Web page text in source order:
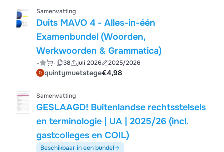
Samenvatting
Duits MAVO 4 - Alles-in-één
Examenbundel (Woorden,
Werkwoorden & Grammatica)
- - 38 juli 2026 2025/2026
quintymuetstege€4,98
Samenvatting
GESLAAGD! Buitenlandse rechtsstelsels
en terminologie | UA | 2025/26 (incl.
gastcolleges en COIL)
Beschikbaar in een bundel